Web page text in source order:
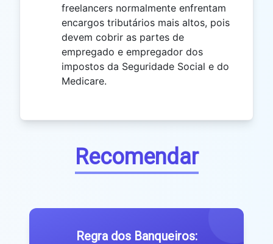
freelancers normalmente enfrentam
encargos tributários mais altos, pois
devem cobrir as partes de
empregado e empregador dos
impostos da Seguridade Social e do
Medicare.
Recomendar
Regra dos Banqueiros: